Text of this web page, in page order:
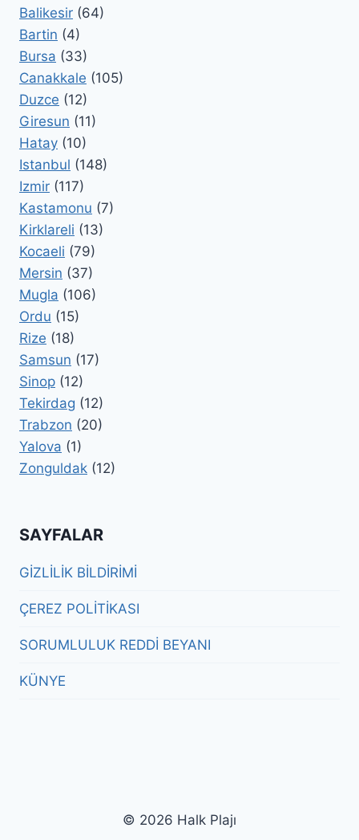
Balikesir (64)
Bartin (4)
Bursa (33)
Canakkale (105)
Duzce (12)
Giresun (11)
Hatay (10)
Istanbul (148)
Izmir (117)
Kastamonu (7)
Kirklareli (13)
Kocaeli (79)
Mersin (37)
Mugla (106)
Ordu (15)
Rize (18)
Samsun (17)
Sinop (12)
Tekirdag (12)
Trabzon (20)
Yalova (1)
Zonguldak (12)
SAYFALAR
GİZLİLİK BİLDİRİMİ
ÇEREZ POLİTİKASI
SORUMLULUK REDDİ BEYANI
KÜNYE
© 2026 Halk Plajı